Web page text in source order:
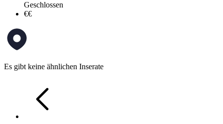
Geschlossen
€€
Es gibt keine ähnlichen Inserate